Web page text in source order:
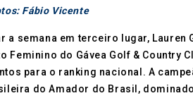
Fábio Vicente
a semana em terceiro lugar,
Feminino do Gávea Golf &
para o ranking nacional. A
do Amador do Brasil,